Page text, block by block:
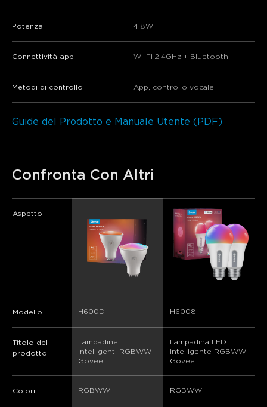
Potenza 4.8W
Connettività app Wi-Fi 2,4GHz + Bluetooth
Metodi di controllo App, controllo vocale
Guide del Prodotto e Manuale Utente (PDF)
Confronta Con Altri
Aspetto
Modello H600D H6008
Titolo del
prodotto
Lampadine
intelligenti RGBWW
Govee
Lampadina LED
intelligente RGBWW
Govee
Colori RGBWW RGBWW
close